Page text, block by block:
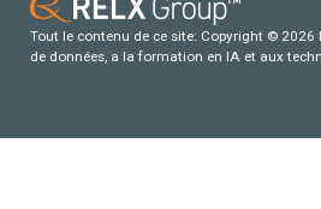
Tout le contenu de ce site: Copyright © 2026
de données, a la formation en IA et aux